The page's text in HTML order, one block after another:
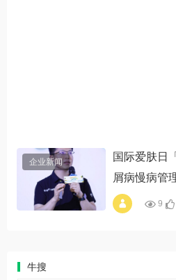
企业新闻
国际爱肤日
屑病慢病管
9
牛搜